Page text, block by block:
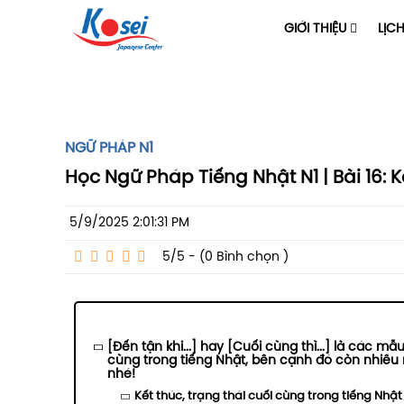
GIỚI THIỆU
NGỮ PHÁP N1
Học Ngữ Pháp Tiếng Nhật N1 | Bài 16:
5/9/2025 2:01:31 PM
5/5 - (0 Bình chọn )
[Đến tận khi...] hay [Cuối cùng thì...] là các
cùng trong tiếng Nhật, bên cạnh đó còn
nhé!
Kết thúc, trạng thái cuối cùng trong tiếng Nhật